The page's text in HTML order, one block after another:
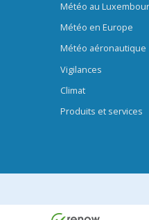
Météo au
Météo en Europe
Météo aéronautique
Vigilances
Climat
Produits et services